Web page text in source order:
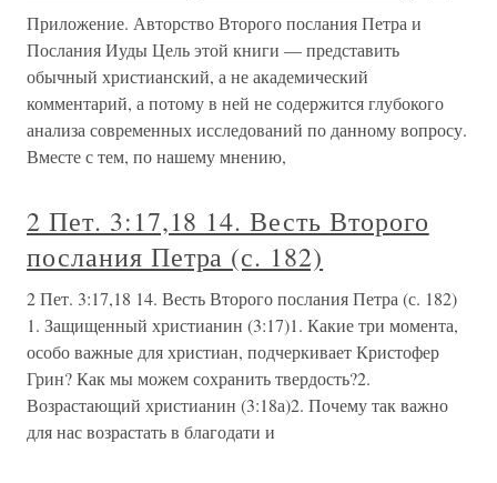
Приложение. Авторство Второго послания Петра и
Послания Иуды Цель этой книги — представить
обычный христианский, а не академический
комментарий, а потому в ней не содержится глубокого
анализа современных исследований по данному вопросу.
Вместе с тем, по нашему мнению,
2 Пет. 3:17,18 14. Весть Второго
послания Петра (с. 182)
2 Пет. 3:17,18 14. Весть Второго послания Петра (с. 182)
1. Защищенный христианин (3:17)1. Какие три момента,
особо важные для христиан, подчеркивает Кристофер
Грин? Как мы можем сохранить твердость?2.
Возрастающий христианин (3:18а)2. Почему так важно
для нас возрастать в благодати и